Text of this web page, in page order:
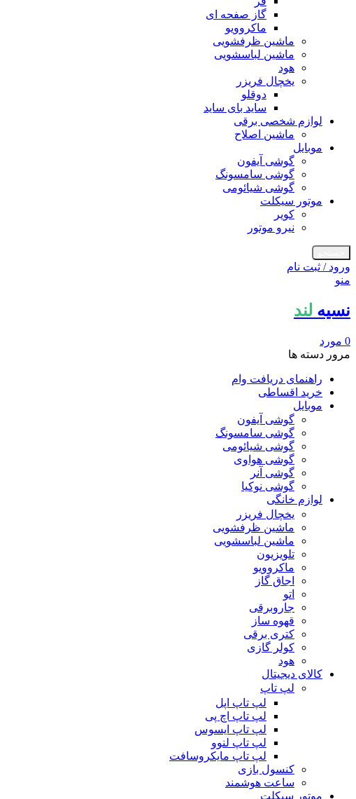
گاز صفحه ای
ماکروویو
ماشین ظرفشویی
ماشین لباسشویی
هود
یخچال فریزر
دوقلو
ساید بای ساید
لوازم شخصی برقی
ماشین اصلاح
موبایل
گوشی آیفون
گوشی سامسونگ
گوشی شیائومی
موتور سیکلت
کویر
نیرو موتور
ورود / ثبت نام
منو
نسیه لند
0 مورد
مرور دسته ها
راهنمای دریافت وام
خرید اقساطی
موبایل
گوشی آیفون
گوشی سامسونگ
گوشی شیائومی
گوشی هواوی
گوشی آنر
گوشی نوکیا
لوازم خانگی
یخچال فریزر
ماشین ظرفشویی
ماشین لباسشویی
تلویزیون
ماکروویو
اجاق گاز
اتو
جاروبرقی
قهوه ساز
کتری برقی
کولر گازی
هود
کالای دیجیتال
لپ تاپ
لپ تاپ اپل
لپ تاپ اچ پی
لپ تاپ ایسوس
لپ تاپ لنوو
لپ تاپ مایکروسافت
کنسول بازی
ساعت هوشمند
موتور سیکلت